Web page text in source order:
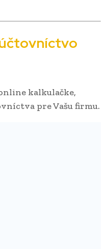
kalkulačke,
pre Vašu firmu.